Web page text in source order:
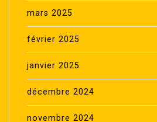
mars 2025
février 2025
janvier 2025
décembre 2024
novembre 2024